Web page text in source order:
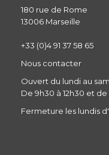
180 rue de Rome
13006 Marseille
+33 (0)4 91 37 58 65
Nous contacter
Ouvert du lundi au
De 9h30 à 12h30 et de
Fermeture les lundis